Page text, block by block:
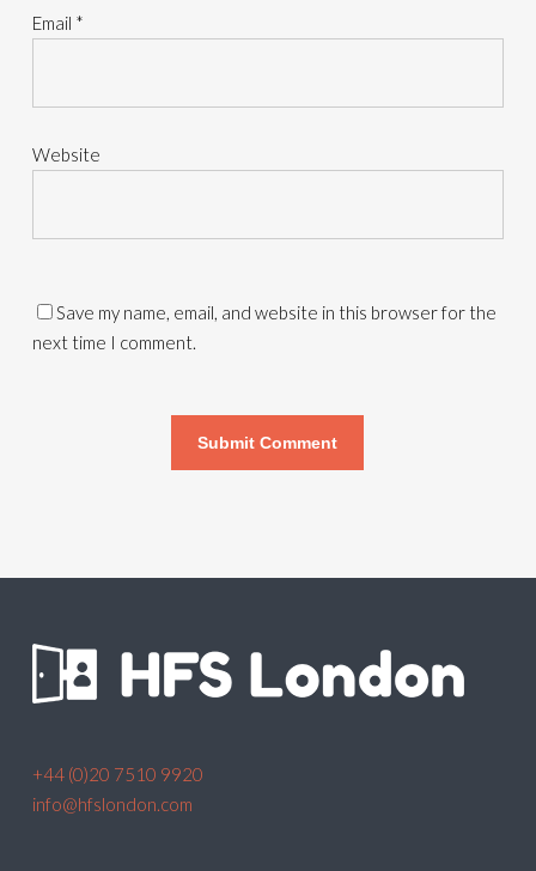
Email *
Website
Save my name, email, and website in this browser for the
next time I comment.
+44 (0)20 7510 9920
info@hfslondon.com